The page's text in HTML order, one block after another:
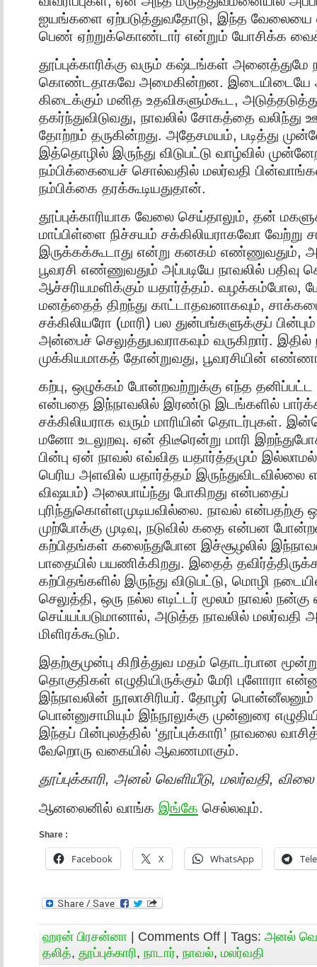
ஐயங்களை ஏற்படுத்துவதோடு, இந்த வேலையை
பெண் ஏற்றுக்கொண்டார் என்றும் யோசிக்க
தூப்புக்காரிக்கு வரும் கஷ்டங்கள்
கொண்டதாகவே அமைகின்றன. இடையிடையே
கிடைக்கும் மனித உதவிகளும்கூட,
தகர்ந்துவிடுவது, நாவலில் சோகத்தை வலிந்து
தோற்றம் தருகின்றது. அதேசமயம், படித்து
இத்தொழில் இருந்து விடுபட்டு வாழ்வில்
நம்பிக்கையைச் சொல்வதில் மலர்வதி
நம்பிக்கை தரக்கூடியதுதான்.
தூப்புக்காரியாக வேலை செய்தாலும், தன்
மாப்பிள்ளை நிச்சயம் சக்கிலியராகவோ
இருக்கக்கூடாது என்று கனகம் எண்ணுவதும்,
பூவரசி எண்ணுவதும் அப்படியே நாவலில் பதிவு
ஆச்சரியமளிக்கும் யதார்த்தம். வழக்கம்போல,
மனத்தைத் திறந்து காட்டாதவனாகவும்,
சக்கிலியரோ (மாரி) பல துன்பங்களுக்குப்
அன்பைச் செலுத்துபவராகவும் வருகிறார். இதில்
முக்கியமாகத் தோன்றுவது, பூவரசியின்
கற்பு, ஒழுக்கம் போன்றவற்றுக்கு எந்த
என்பதை இந்நாவலில் இரண்டு இடங்களில்
சக்கிலியராக வரும் மாரியின் தொடர்புகள்.
மனோ உடலுறவு. ஏன் திடீரென்று மாரி
பின்பு ஏன் நாவல் எவ்வித யதார்த்தமும்
பெரிய அளவில் யதார்த்தம் இருந்துவிடவில்லை
விஷயம்) அலைபாய்ந்து போகிறது என்பதைப்
புரிந்துகொள்ளமுடியவில்லை. நாவல்
முற்போக்கு முடிவு, நடுவில் கதை என்பன
கற்பிதங்கள் கலைந்துபோன இச்சூழலில்
பாதையில் பயணிக்கிறது. இதைத்
கற்பிதங்களில் இருந்து விடுபட்டு, மொழி
செலுத்தி, ஒரு நல்ல எடிட்டர் மூலம் நாவல் நன்கு
செய்யப்படுமானால், அடுத்த நாவலில் மலர்வதி
மிளிரக்கூடும்.
இதற்குமுன்பு கிறித்துவ மதம் தொடர்பான
தொகுதிகள் எழுதியிருக்கும் மேரி புளோரா
இந்நாவலின் நூலாசிரியர். தோழர்
பொன்னுசாமியும் இந்நூலுக்கு முன்னுரை
இந்தப் பின்புலத்தில் ‘தூப்புக்காரி’ நாவலை
வேறொரு வகையில் ஆவணமாகும்.
தூப்புக்காரி, அனல் வெளியீடு, மலர்வதி, விலை
ஆனலைனில் வாங்க இங்கே செல்லவும்.
Share :
Facebook X WhatsApp
ஹரன் பிரசன்னா | Comments Off | Tags: அனல்
தலித், தூப்புக்காரி, நாடார், நாவல், மலர்வதி